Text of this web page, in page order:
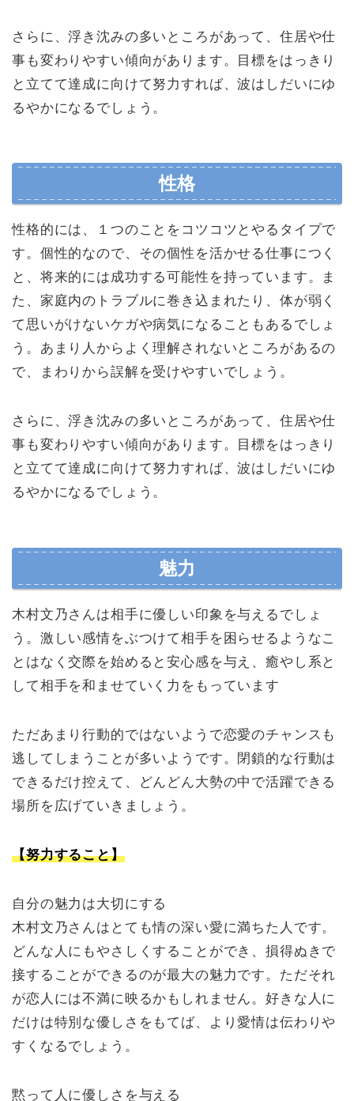
さらに、浮き沈みの多いところがあって、住居や仕
事も変わりやすい傾向があります。目標をはっきり
と立てて達成に向けて努力すれば、波はしだいにゆ
るやかになるでしょう。
性格
性格的には、１つのことをコツコツとやるタイプで
す。個性的なので、その個性を活かせる仕事につく
と、将来的には成功する可能性を持っています。ま
た、家庭内のトラブルに巻き込まれたり、体が弱く
て思いがけないケガや病気になることもあるでしょ
う。あまり人からよく理解されないところがあるの
で、まわりから誤解を受けやすいでしょう。
さらに、浮き沈みの多いところがあって、住居や仕
事も変わりやすい傾向があります。目標をはっきり
と立てて達成に向けて努力すれば、波はしだいにゆ
るやかになるでしょう。
魅力
木村文乃さんは相手に優しい印象を与えるでしょ
う。激しい感情をぶつけて相手を困らせるようなこ
とはなく交際を始めると安心感を与え、癒やし系と
して相手を和ませていく力をもっています
ただあまり行動的ではないようで恋愛のチャンスも
逃してしまうことが多いようです。閉鎖的な行動は
できるだけ控えて、どんどん大勢の中で活躍できる
場所を広げていきましょう。
【努力すること】
自分の魅力は大切にする
木村文乃さんはとても情の深い愛に満ちた人です。
どんな人にもやさしくすることができ、損得ぬきで
接することができるのが最大の魅力です。ただそれ
が恋人には不満に映るかもしれません。好きな人に
だけは特別な優しさをもてば、より愛情は伝わりや
すくなるでしょう。
黙って人に優しさを与える